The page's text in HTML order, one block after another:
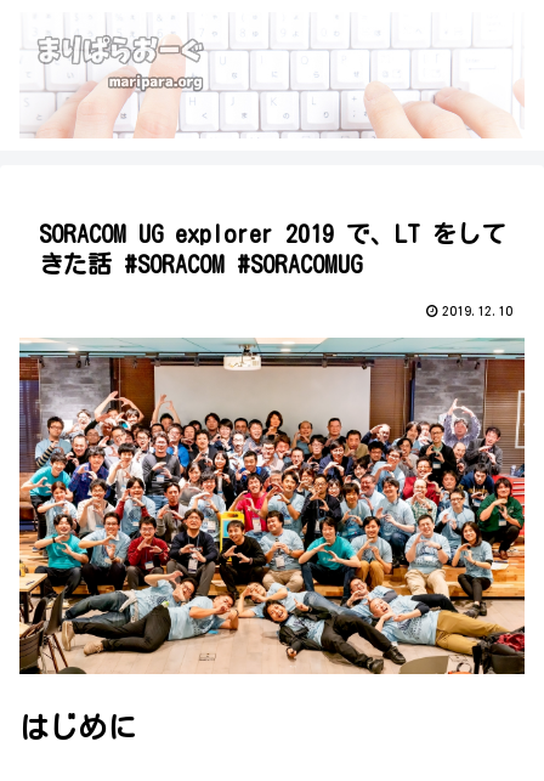
SORACOM UG explorer 2019 で、LT をして
きた話 #SORACOM #SORACOMUG
2019.12.10
はじめに